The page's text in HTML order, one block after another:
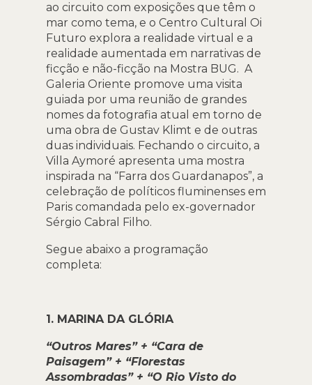
ao circuito com exposições que têm o
mar como tema, e o Centro Cultural Oi
Futuro explora a realidade virtual e a
realidade aumentada em narrativas de
ficção e não-ficção na Mostra BUG. A
Galeria Oriente promove uma visita
guiada por uma reunião de grandes
nomes da fotografia atual em torno de
uma obra de Gustav Klimt e de outras
duas individuais. Fechando o circuito, a
Villa Aymoré apresenta uma mostra
inspirada na “Farra dos Guardanapos”, a
celebração de políticos fluminenses em
Paris comandada pelo ex-governador
Sérgio Cabral Filho.
Segue abaixo a programação
completa:
1. MARINA DA GLÓRIA
“Outros Mares” + “Cara de
Paisagem” + “Florestas
Assombradas” + “O Rio Visto do